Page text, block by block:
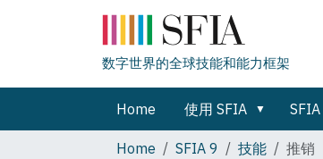
数字世界的全球技能和能力框架
Home 使用 SFIA SFIA
Home
SFIA 9 技能 推销